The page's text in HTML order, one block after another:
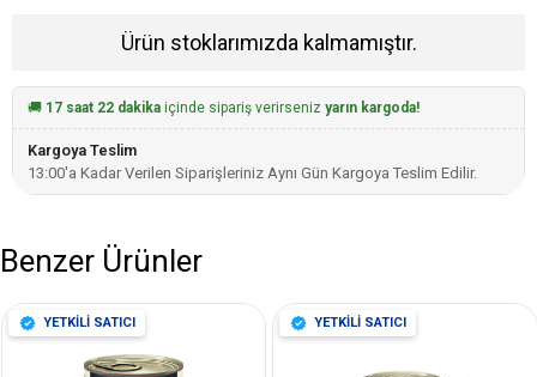
Ürün stoklarımızda kalmamıştır.
🚚 17 saat 22 dakika içinde sipariş verirseniz yarın kargoda!
Kargoya Teslim
13:00'a Kadar Verilen Siparişleriniz Aynı Gün Kargoya Teslim Edilir.
Benzer Ürünler
YETKİLİ SATICI YETKİLİ SATICI